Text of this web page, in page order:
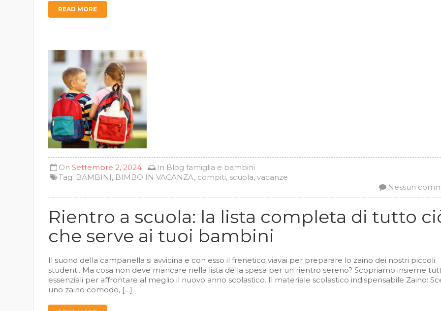
READ MORE
OnSettembre 2, 2024 In Blog famiglia e bambini
Tag: BAMBINI, BIMBO IN VACANZA, compiti, scuola,vacanze
Nessun
Rientro a scuola: la lista completa di tutto
che serve ai tuoi bambini
Il suono della campanella si avvicina e con esso il frenetico viavai per preparare lo zaino dei nostri piccoli
studenti. Ma cosa non deve mancare nella lista della spesa per un rientro sereno? Scopriamo insieme
essenziali per affrontare al meglio il nuovo anno scolastico. Il materiale scolastico indispensabile Zaino:
uno zaino comodo, […]